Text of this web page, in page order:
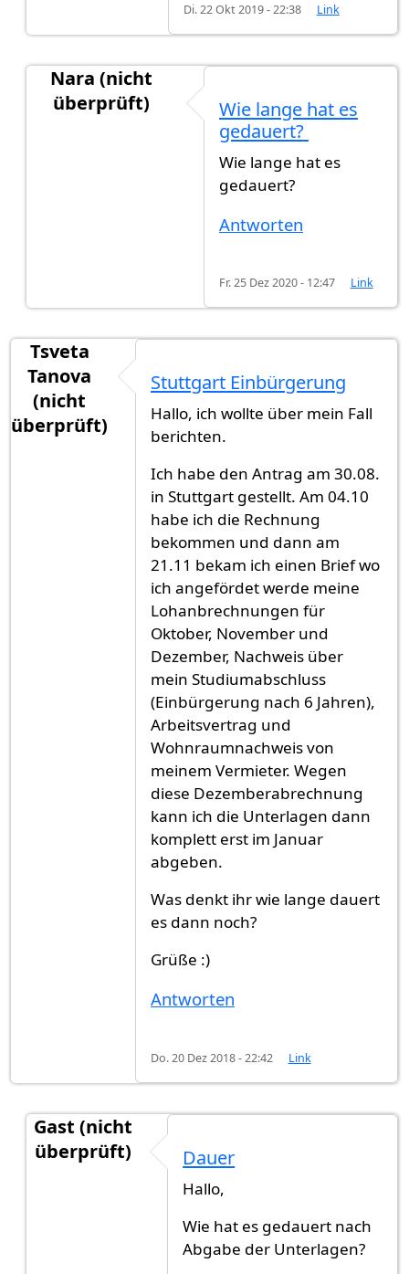
Di. 22 Okt 2019 - 22:38 Link
Nara (nicht
überprüft)
Was ist als nächstes?vonyasemin
Wie lange hat es
gedauert?
Wie lange hat es
gedauert?
Antworten
Fr. 25 Dez 2020 - 12:47 Link
Tsveta
Tanova
(nicht
überprüft)
Stuttgart Einbürgerung
Hallo, ich wollte über mein Fall
berichten.
Ich habe den Antrag am 30.08.
in Stuttgart gestellt. Am 04.10
habe ich die Rechnung
bekommen und dann am
21.11 bekam ich einen Brief wo
ich angefördet werde meine
Lohanbrechnungen für
Oktober, November und
Dezember, Nachweis über
mein Studiumabschluss
(Einbürgerung nach 6 Jahren),
Arbeitsvertrag und
Wohnraumnachweis von
meinem Vermieter. Wegen
diese Dezemberabrechnung
kann ich die Unterlagen dann
komplett erst im Januar
abgeben.
Was denkt ihr wie lange dauert
es dann noch?
Grüße :)
Antworten
Do. 20 Dez 2018 - 22:42 Link
Gast (nicht
überprüft)
Stuttgart Einbürgerung
Dauer
Hallo,
Wie hat es gedauert nach
Abgabe der Unterlagen?